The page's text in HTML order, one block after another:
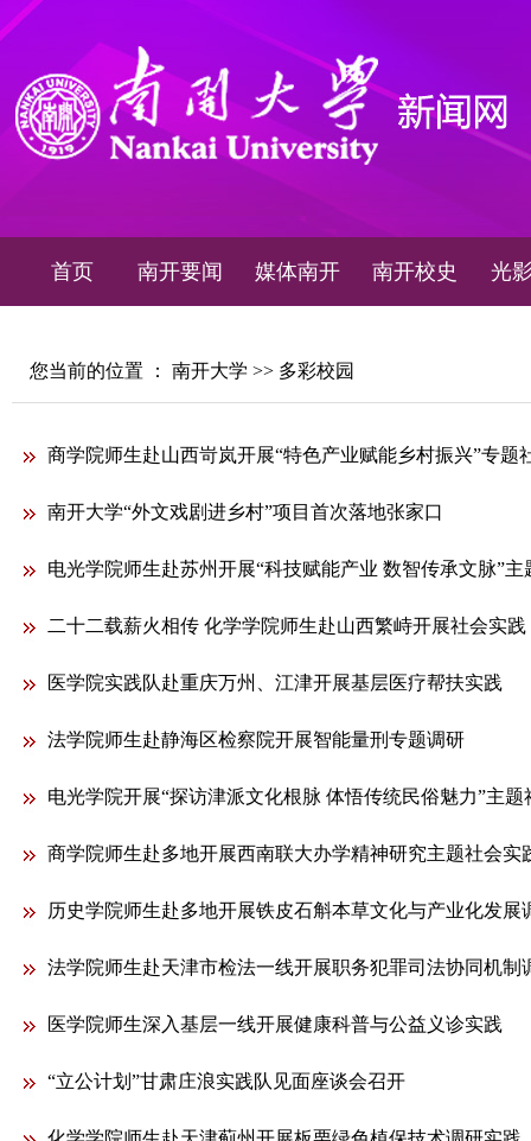
首页 南开要闻 媒体南开 南开校史 光
您当前的位置 ： 南开大学 >> 多彩校园
商学院师生赴山西岢岚开展“特色产业赋能乡村振兴”专题
南开大学“外文戏剧进乡村”项目首次落地张家口
电光学院师生赴苏州开展“科技赋能产业 数智传承文脉”主
二十二载薪火相传 化学学院师生赴山西繁峙开展社会实践
医学院实践队赴重庆万州、江津开展基层医疗帮扶实践
法学院师生赴静海区检察院开展智能量刑专题调研
电光学院开展“探访津派文化根脉 体悟传统民俗魅力”主题
商学院师生赴多地开展西南联大办学精神研究主题社会实
历史学院师生赴多地开展铁皮石斛本草文化与产业化发展
法学院师生赴天津市检法一线开展职务犯罪司法协同机制
医学院师生深入基层一线开展健康科普与公益义诊实践
“立公计划”甘肃庄浪实践队见面座谈会召开